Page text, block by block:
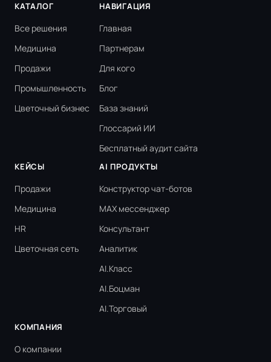
КАТАЛОГ
Все решения
Медицина
Продажи
Промышленность
Цветочный бизнес
НАВИГАЦИЯ
Главная
Партнерам
Для кого
Блог
База знаний
Глоссарий ИИ
Бесплатный аудит сайта
КЕЙСЫ
Продажи
Медицина
HR
Цветочная сеть
AI ПРОДУКТЫ
Конструктор чат-ботов
MAX мессенджер
Консультант
Аналитик
AI.Класс
AI.Боцман
AI.Торговый
КОМПАНИЯ
О компании